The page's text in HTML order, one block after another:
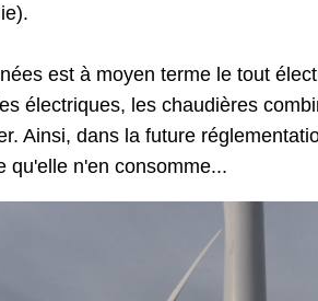
est à moyen terme le tout
électriques, les chaudières
Ainsi, dans la future
qu'elle n'en consomme...